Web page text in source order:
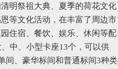
明祭祖大典、夏季的荷花文化
等文化活动，在丰富了周边市
住宿、餐饮、娱乐、休闲等配
中、小型卡座13个，可以供
间、豪华标间和普通标间3种类